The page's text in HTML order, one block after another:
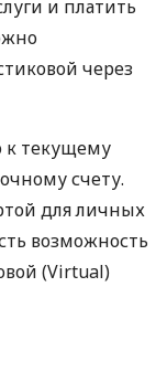
и платить
через
к текущему
счету.
для личных
возможность
(Virtual)